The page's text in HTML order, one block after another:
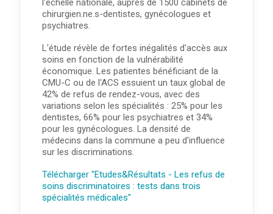
l'échelle nationale, auprès de 1500 cabinets de
chirurgien.ne.s-dentistes, gynécologues et
psychiatres.
L'étude révèle de fortes inégalités d'accès aux
soins en fonction de la vulnérabilité
économique. Les patientes bénéficiant de la
CMU-C ou de l'ACS essuient un taux global de
42% de refus de rendez-vous, avec des
variations selon les spécialités : 25% pour les
dentistes, 66% pour les psychiatres et 34%
pour les gynécologues. La densité de
médecins dans la commune a peu d'influence
sur les discriminations.
Télécharger "Etudes&Résultats - Les refus de
soins discriminatoires : tests dans trois
spécialités médicales"